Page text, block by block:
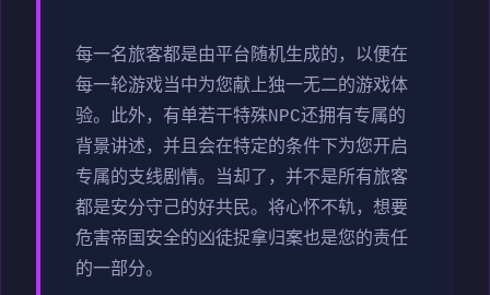
每一名旅客都是由平台随机生成的，以便在
每一轮游戏当中为您献上独一无二的游戏体
验。此外，有单若干特殊NPC还拥有专属的
背景讲述，并且会在特定的条件下为您开启
专属的支线剧情。当却了，并不是所有旅客
都是安分守己的好共民。将心怀不轨，想要
危害帝国安全的凶徒捉拿归案也是您的责任
的一部分。